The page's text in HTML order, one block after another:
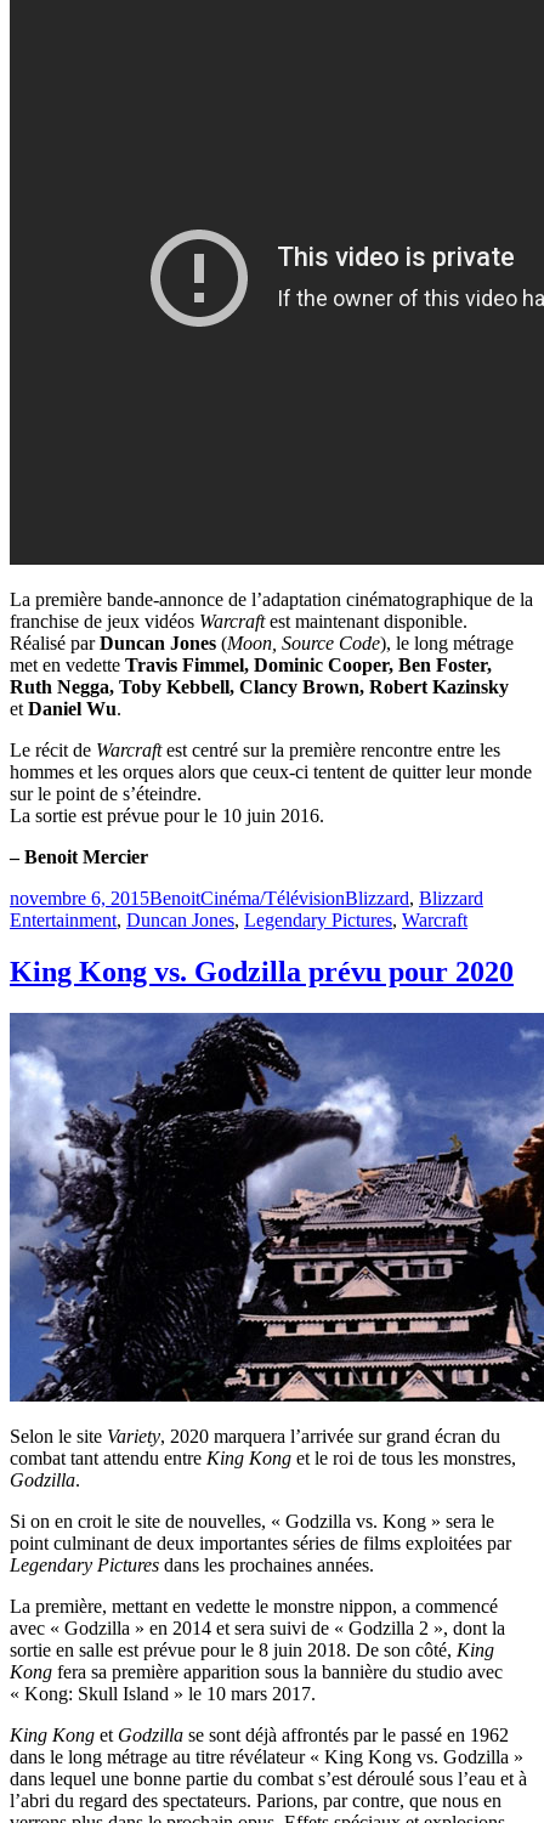
La première bande-annonce de l’adaptation cinématographique de la
franchise de jeux vidéos Warcraftest maintenant disponible.
Réalisé parDuncan Jones (Moon, Source Code), le long métrage
met en vedette Travis Fimmel, Dominic Cooper, Ben Foster,
Ruth Negga, Toby Kebbell, Clancy Brown, Robert Kazinsky
et Daniel Wu.
Le récit de Warcraftest centré sur la première rencontre entre les
hommes et les orques alors que ceux-ci tentent de quitter leur monde
sur le point de s’éteindre.
La sortie est prévue pour le 10 juin 2016.
– Benoit Mercier
Publié
le
novembre 6, 2015BenoitCatégories
Cinéma/TélévisionÉtiquettes
Blizzard, Blizzard
Entertainment, Duncan Jones, Legendary Pictures, Warcraft
King Kong vs. Godzilla prévu pour 2020
Selon le site Variety, 2020 marquera l’arrivée sur grand écran du
combat tant attendu entre King Kong et le roi de tous les monstres,
Godzilla.
Si on en croit le site de nouvelles, « Godzilla vs. Kong » sera le
point culminant de deux importantes séries de films exploitées par
Legendary Pictures dans les prochaines années.
La première, mettant en vedette le monstre nippon, a commencé
avec « Godzilla » en 2014 et sera suivi de « Godzilla 2 », dont la
sortie en salle est prévue pour le 8 juin 2018. De son côté, King
Kong fera sa première apparition sous la bannière du studio avec
« Kong: Skull Island » le 10 mars 2017.
King Kong et Godzilla se sont déjà affrontés par le passé en 1962
dans le long métrage au titre révélateur « King Kong vs. Godzilla »
dans lequel une bonne partie du combat s’est déroulé sous l’eau et à
l’abri du regard des spectateurs. Parions, par contre, que nous en